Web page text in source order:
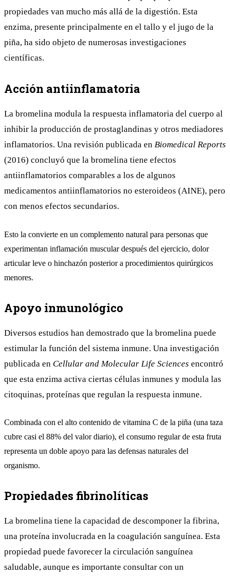
propiedades van mucho más allá de la digestión. Esta
enzima, presente principalmente en el tallo y el jugo de la
piña, ha sido objeto de numerosas investigaciones
científicas.
Acción antiinflamatoria
La bromelina modula la respuesta inflamatoria del cuerpo al
inhibir la producción de prostaglandinas y otros mediadores
inflamatorios. Una revisión publicada en Biomedical Reports
(2016) concluyó que la bromelina tiene efectos
antiinflamatorios comparables a los de algunos
medicamentos antiinflamatorios no esteroideos (AINE), pero
con menos efectos secundarios.
Esto la convierte en un complemento natural para personas que
experimentan inflamación muscular después del ejercicio, dolor
articular leve o hinchazón posterior a procedimientos quirúrgicos
menores.
Apoyo inmunológico
Diversos estudios han demostrado que la bromelina puede
estimular la función del sistema inmune. Una investigación
publicada en Cellular and Molecular Life Sciences encontró
que esta enzima activa ciertas células inmunes y modula las
citoquinas, proteínas que regulan la respuesta inmune.
Combinada con el alto contenido de vitamina C de la piña (una taza
cubre casi el 88% del valor diario), el consumo regular de esta fruta
representa un doble apoyo para las defensas naturales del
organismo.
Propiedades fibrinolíticas
La bromelina tiene la capacidad de descomponer la fibrina,
una proteína involucrada en la coagulación sanguínea. Esta
propiedad puede favorecer la circulación sanguínea
saludable, aunque es importante consultar con un